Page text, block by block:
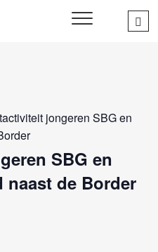
HET WELZIJN EN VERBINDEN
jongeren SBG en
SBG en
naast de Border